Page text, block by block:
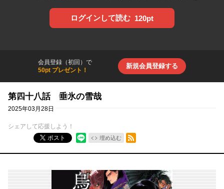
ログインして読む 120pt
会員登録（初回）で
50pt プレゼント！
新規会員登録する
第四十八話 垂氷の雪哉
2025年03月28日
シェアして応援しよう！
ポスト
埋め込む
RSSフィード